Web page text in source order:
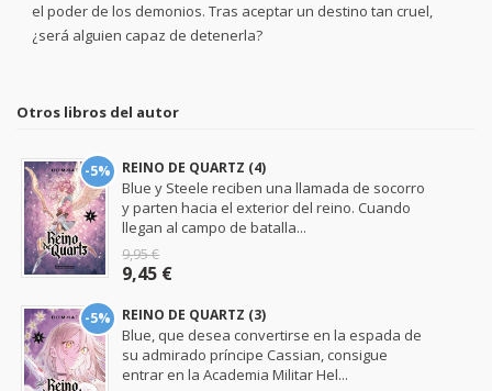
el poder de los demonios. Tras aceptar un destino tan cruel,
¿será alguien capaz de detenerla?
Otros libros del autor
-5% REINO DE QUARTZ (4)
Blue y Steele reciben una llamada de socorro
y parten hacia el exterior del reino. Cuando
llegan al campo de batalla...
9,95 €
9,45 €
-5% REINO DE QUARTZ (3)
Blue, que desea convertirse en la espada de
su admirado príncipe Cassian, consigue
entrar en la Academia Militar Hel...